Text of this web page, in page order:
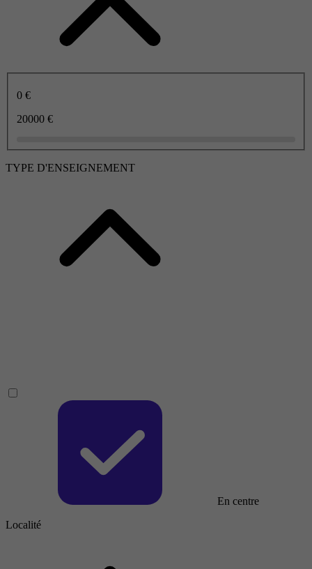
0 €
20000 €
TYPE D'ENSEIGNEMENT
En centre
Localité